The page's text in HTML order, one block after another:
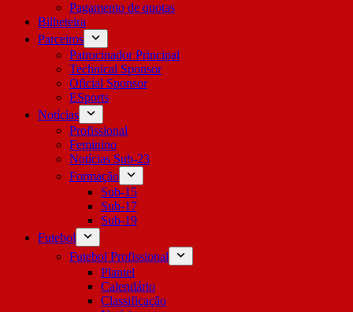
Pagamento de quotas
Bilheteira
Parceiros
Patrocinador Principal
Technical Sponsor
Oficial Sponsor
ESports
Notícias
Profissional
Feminino
Notícias Sub-23
Formação
Sub-15
Sub-17
Sub-19
Futebol
Futebol Profissional
Plantel
Calendário
Classificação